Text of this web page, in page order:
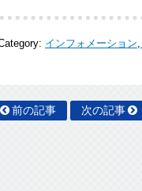
インフォメーション,
前の記事 次の記事